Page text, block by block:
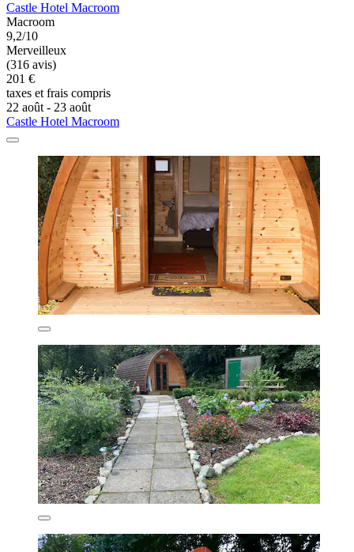
Castle Hotel Macroom
Macroom
9,2/10
Merveilleux
(316 avis)
201 €
taxes et frais compris
22 août - 23 août
Castle Hotel Macroom